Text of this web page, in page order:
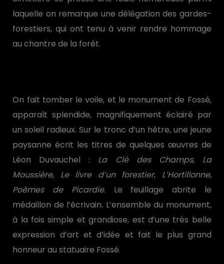
laquelle on remarque une délégation des gardes-
forestiers, qui ont tenu à venir rendre hommage
au chantre de la forêt.
On fait tomber le voile, et le monument de Fossé,
apparaît splendide, magnifiquement éclairé par
un soleil radieux. Sur le tronc d’un hêtre, une jeune
paysanne écrit les titres de quelques œuvres de
Léon Duvauchel : La Clé des Champs, La
Moussière, Le livre d’un forestier, L’Hortillonne,
Poèmes de Picardie. Le feuillage abrite le
médaillon de l’écrivain. L’ensemble du monument,
à la fois simple et grandiose, est d’une très belle
expression d’art et d’idée et fait le plus grand
honneur au statuaire Fossé.